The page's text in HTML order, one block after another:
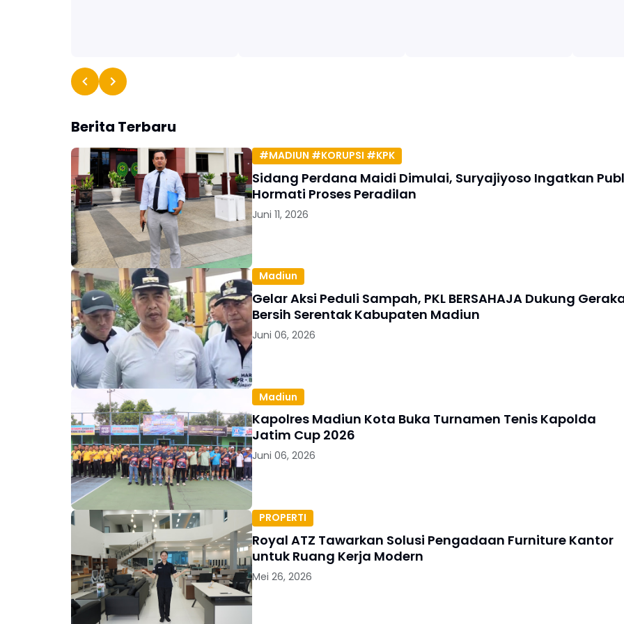
Berita Terbaru
#MADIUN #KORUPSI #KPK
Sidang Perdana Maidi Dimulai, Suryajiyoso Ingatkan
Hormati Proses Peradilan
Juni 11, 2026
Madiun
Gelar Aksi Peduli Sampah, PKL BERSAHAJA Dukung
Bersih Serentak Kabupaten Madiun
Juni 06, 2026
Madiun
Kapolres Madiun Kota Buka Turnamen Tenis Kapolda
Jatim Cup 2026
Juni 06, 2026
PROPERTI
Royal ATZ Tawarkan Solusi Pengadaan Furniture Kantor
untuk Ruang Kerja Modern
Mei 26, 2026